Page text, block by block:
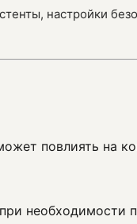
настройки
повлиять на
необходимости